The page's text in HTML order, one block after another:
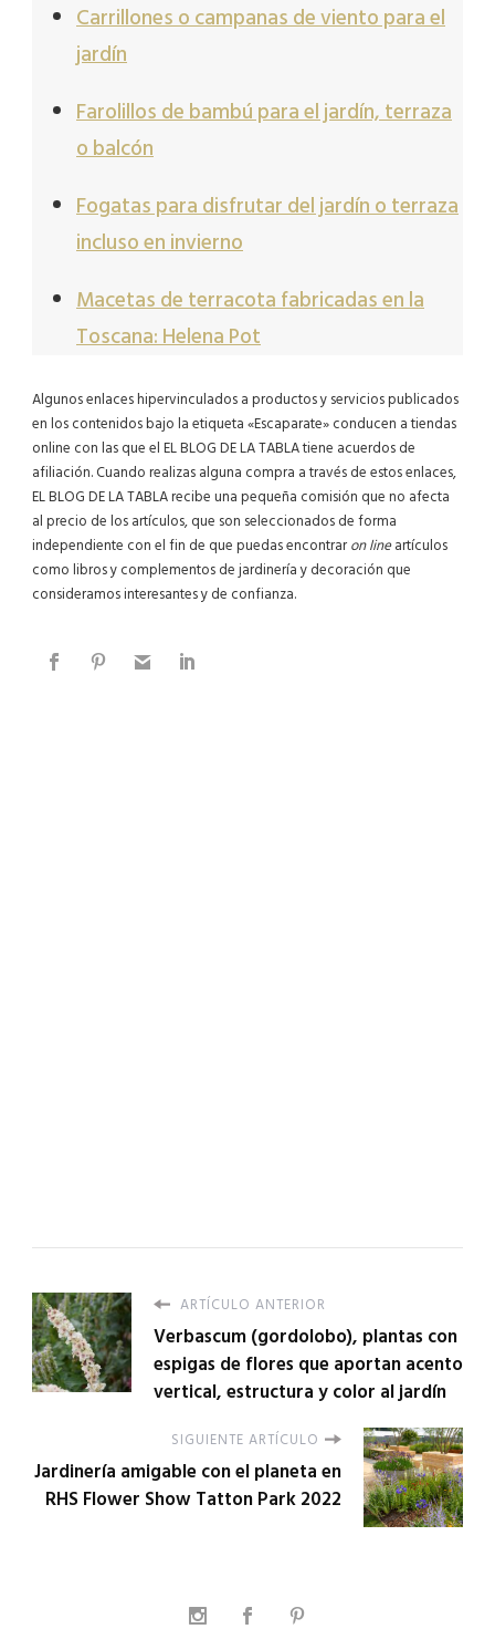
Carrillones o campanas de viento para el
jardín
Farolillos de bambú para el jardín, terraza
o balcón
Fogatas para disfrutar del jardín o terraza
incluso en invierno
Macetas de terracota fabricadas en la
Toscana: Helena Pot
Algunos enlaces hipervinculados a productos y servicios publicados
en los contenidos bajo la etiqueta «Escaparate» conducen a tiendas
online con las que el EL BLOG DE LA TABLA tiene acuerdos de
afiliación. Cuando realizas alguna compra a través de estos enlaces,
EL BLOG DE LA TABLA recibe una pequeña comisión que no afecta
al precio de los artículos, que son seleccionados de forma
independiente con el fin de que puedas encontraron lineartículos
como libros y complementos de jardinería y decoración que
consideramos interesantes y de confianza.
ARTÍCULO ANTERIOR
Verbascum (gordolobo), plantas con
espigas de flores que aportan acento
vertical, estructura y color al jardín
SIGUIENTE ARTÍCULO
Jardinería amigable con el planeta en
RHS Flower Show Tatton Park 2022